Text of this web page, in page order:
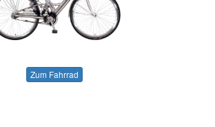
Zum Fahrrad